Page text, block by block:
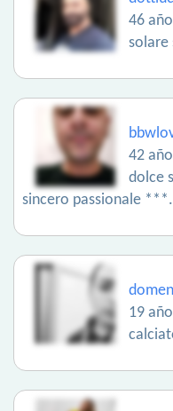
46
solare
42
dolce
sincero passionale
19